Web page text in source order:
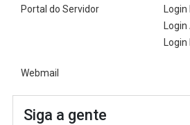
2ª Companhia de Polícia de
Documentação e Informação
Portal do Servidor
Login
Login
Webmail
Siga a gente